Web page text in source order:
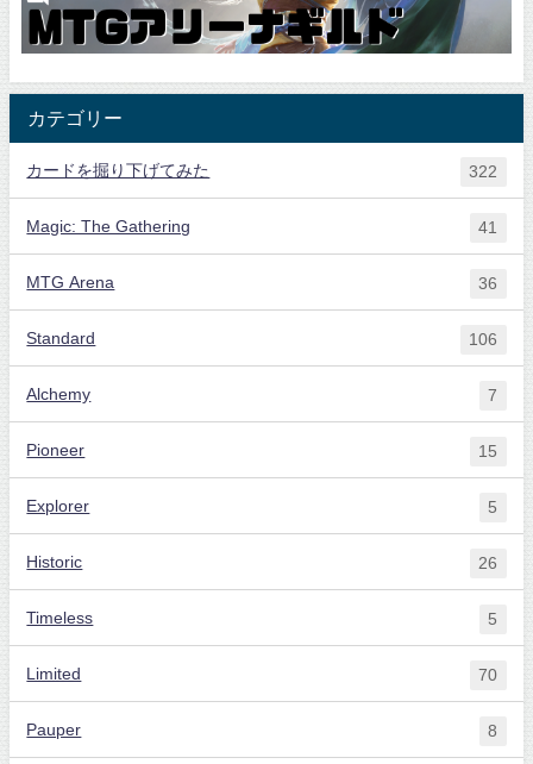
カテゴリー
カードを掘り下げてみた 322
Magic: The Gathering 41
MTG Arena 36
Standard 106
Alchemy 7
Pioneer 15
Explorer 5
Historic 26
Timeless 5
Limited 70
Pauper 8